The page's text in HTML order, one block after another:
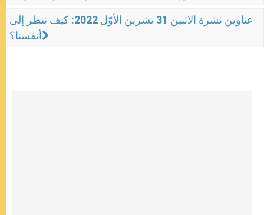
عناوين نشرة الاثنين 31 تشرين الأوّل 2022: كيف ننظر إلى
أنفسنا؟